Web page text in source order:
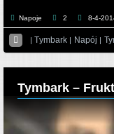
Napoje 2 8-4-
 |Tymbark | Napój |
Tymbark –